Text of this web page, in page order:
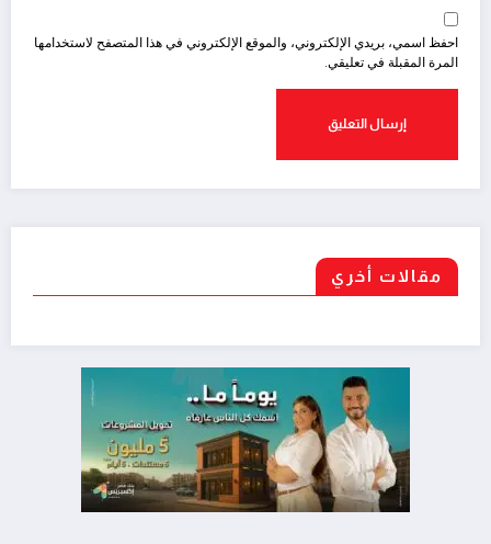
احفظ اسمي، بريدي الإلكتروني، والموقع الإلكتروني في هذا المتصفح لاستخدامها
المرة المقبلة في تعليقي.
مقالات أخري